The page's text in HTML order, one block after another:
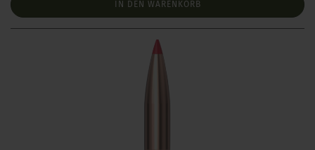
IN DEN WARENKORB